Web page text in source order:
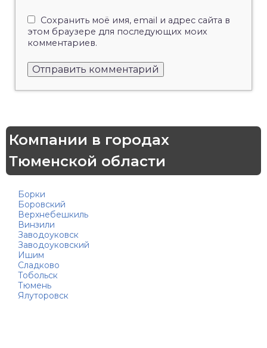
Сохранить моё имя, email и адрес сайта в
этом браузере для последующих моих
комментариев.
Компании в городах
Тюменской области
Борки
Боровский
Верхнебешкиль
Винзили
Заводоуковск
Заводоуковский
Ишим
Сладково
Тобольск
Тюмень
Ялуторовск